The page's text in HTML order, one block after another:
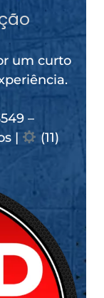
um curto
–
|
(11)